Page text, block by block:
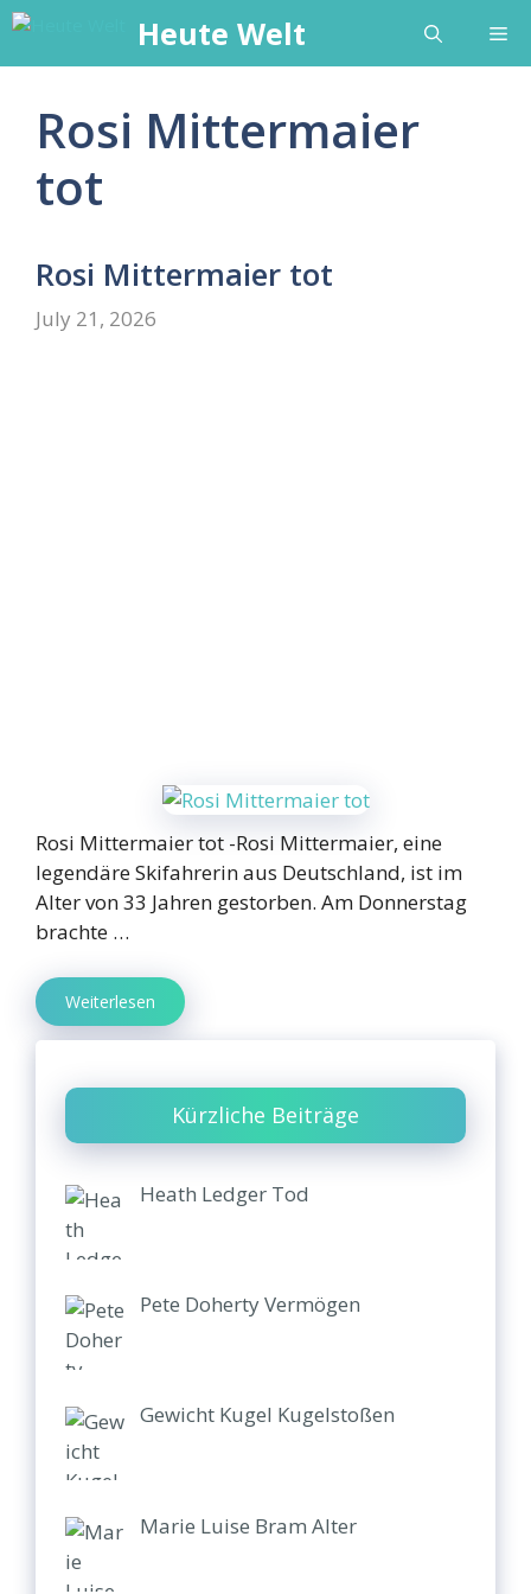
Skip
content
Heute Welt
Rosi Mittermaier
tot
Rosi Mittermaier tot
July 21, 2026
Rosi Mittermaier tot -Rosi Mittermaier, eine
legendäre Skifahrerin aus Deutschland, ist im
Alter von 33 Jahren gestorben. Am Donnerstag
brachte …
Weiterlesen
Kürzliche Beiträge
Heath Ledger Tod
Pete Doherty Vermögen
Gewicht Kugel Kugelstoßen
Marie Luise Bram Alter